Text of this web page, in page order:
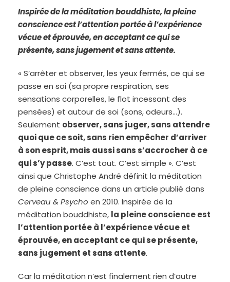
Inspirée de la méditation bouddhiste, la pleine
conscience est l’attention portée à l’expérience
vécue et éprouvée, en acceptant ce qui se
présente, sans jugement et sans attente.
« S’arrêter et observer, les yeux fermés, ce qui se
passe en soi (sa propre respiration, ses
sensations corporelles, le flot incessant des
pensées) et autour de soi (sons, odeurs…).
Seulement observer, sans juger, sans attendre
quoi que ce soit, sans rien empêcher d’arriver
à son esprit, mais aussi sans s’accrocher à ce
qui s’y passe. C’est tout. C’est simple ». C’est
ainsi que Christophe André définit la méditation
de pleine conscience dans un article publié dans
Cerveau & Psycho en 2010. Inspirée de la
méditation bouddhiste, la pleine conscience est
l’attention portée à l’expérience vécue et
éprouvée, en acceptant ce qui se présente,
sans jugement et sans attente.
Car la méditation n’est finalement rien d’autre